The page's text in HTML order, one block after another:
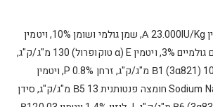
חלבון גולמי 23%, ויטמין Α 23.000IU/Kg, שמן גולמי ושומן 10%, ויטמין
D3 2.500 IU/Kg, סיבים גולמיים 3%, ויטמין E (α טוקופרול) 130 מ"ג/ק"ג,
אפר גולמי 7%, ויטמין Β1 (3α821) 10 מ"ג/ק"ג, זרחן P 0.8%, ויטמין
Β28.7 מ"ג/ק"ג Sodium Na 0.6% חומצה פנטותנית Β5 13 מ"ג/ק"ג, סידן